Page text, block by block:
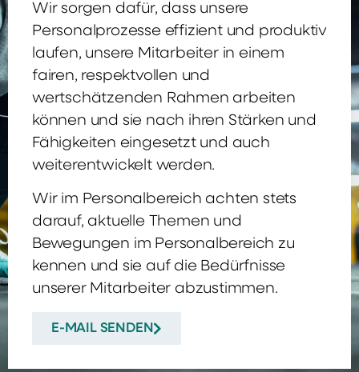
Wir sorgen dafür, dass unsere
Personalprozesse effizient und produktiv
laufen, unsere Mitarbeiter in einem
fairen, respektvollen und
wertschätzenden Rahmen arbeiten
können und sie nach ihren Stärken und
Fähigkeiten eingesetzt und auch
weiterentwickelt werden.
Wir im Personalbereich achten stets
darauf, aktuelle Themen und
Bewegungen im Personalbereich zu
kennen und sie auf die Bedürfnisse
unserer Mitarbeiter abzustimmen.
E-MAIL SENDEN